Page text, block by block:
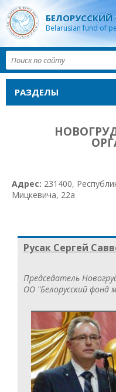
Belarusian fund of
РАЗДЕЛЫ
Адрес: 231400,
Мицкевича, 22а
Русак Сергей
Председатель
ОО "Белорусский фонд